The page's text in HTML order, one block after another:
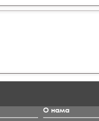
О нама